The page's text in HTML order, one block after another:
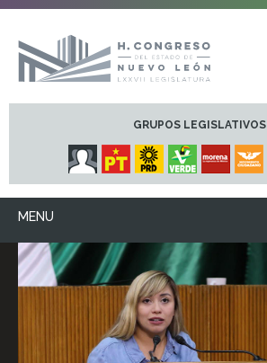
GRUPOS LEGISLATIVOS
MENU